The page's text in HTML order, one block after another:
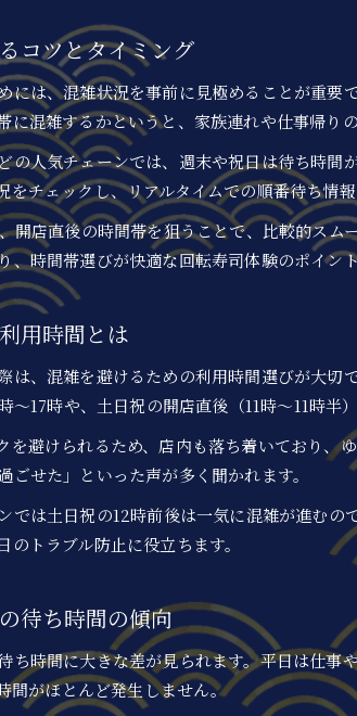
週末の混雑回避なら事前予
回転寿司の予約方法
週末に待たずに入れ
はま寿司やくら寿司
ネット予約で岡崎市
予約対応チェーンの回
ランキング上位の回
名古屋や岡崎市の回
口コミ評価で選ぶ東
回転寿司の混雑傾向とピ
回転寿司が最も混雑
ピークタイムを避け
岡崎市の回転寿司混
混雑ピークの背景と
ランキングや待ち時
待ち時間を短縮する愛知県
コツとタイミング
には、混雑状況を事前に見極めることが重
混雑するかというと、家族連れや仕事帰り
の人気チェーンでは、週末や祝日は待ち時
チェックし、リアルタイムでの順番待ち情報
開店直後の時間帯を狙うことで、比較的ス
時間帯選びが快適な回転寿司体験のポイント
用時間とは
は、混雑を避けるための利用時間選びが大
17時や、土日祝の開店直後（11時～11時半
を避けられるため、店内も落ち着いており
せた」といった声が多く聞かれます。
では土日祝の12時前後は一気に混雑が進む
トラブル防止に役立ちます。
待ち時間の傾向
ち時間に大きな差が見られます。平日は仕
間がほとんど発生しません。